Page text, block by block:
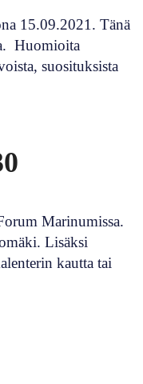
15.09.2021. Tänä
Huomioita
suosituksista
Marinumissa.
Lisäksi
kautta tai